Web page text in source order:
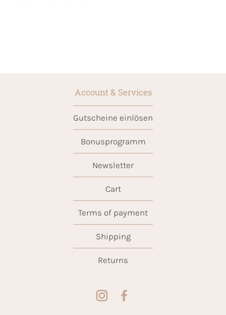
Account & Services
Gutscheine einlösen
Bonusprogramm
Newsletter
Cart
Terms of payment
Shipping
Returns